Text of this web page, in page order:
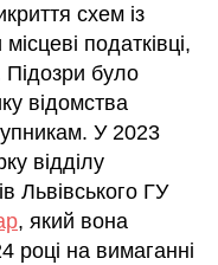
схем із
податківці,
було
відомства
У 2023
відділу
Львівського ГУ
, який вона
році на вимаганні